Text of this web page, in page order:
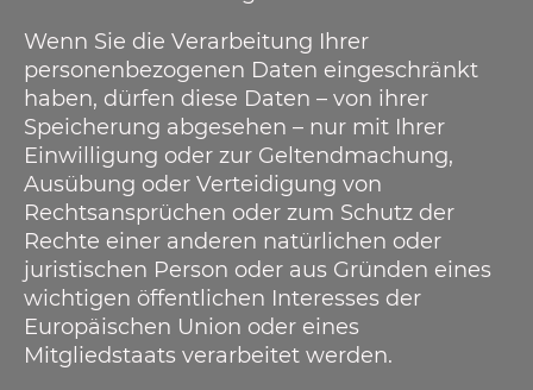
Wenn Sie die Verarbeitung Ihrer
personenbezogenen Daten eingeschränkt
haben, dürfen diese Daten – von ihrer
Speicherung abgesehen – nur mit Ihrer
Einwilligung oder zur Geltendmachung,
Ausübung oder Verteidigung von
Rechtsansprüchen oder zum Schutz der
Rechte einer anderen natürlichen oder
juristischen Person oder aus Gründen eines
wichtigen öffentlichen Interesses der
Europäischen Union oder eines
Mitgliedstaats verarbeitet werden.